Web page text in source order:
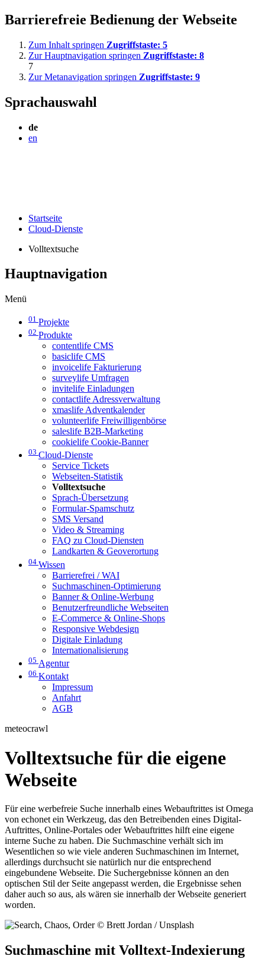
Barrierefreie Bedienung der Webseite
Zum Inhalt springen Zugriffstaste: 5
Zur Hauptnavigation springen Zugriffstaste: 8
7
Zur Metanavigation springen Zugriffstaste: 9
Sprachauswahl
de
en
Startseite
Cloud-Dienste
Volltextsuche
Hauptnavigation
Menü
01 Projekte
02 Produkte
contentlife CMS
basiclife CMS
invoicelife Fakturierung
surveylife Umfragen
invitelife Einladungen
contactlife Adressverwaltung
xmaslife Adventkalender
volunteerlife Freiwilligenbörse
saleslife B2B-Marketing
cookielife Cookie-Banner
03 Cloud-Dienste
Service Tickets
Webseiten-Statistik
Volltextsuche
Sprach-Übersetzung
Formular-Spamschutz
SMS Versand
Video & Streaming
FAQ zu Cloud-Diensten
Landkarten & Geoverortung
04 Wissen
Barrierefrei / WAI
Suchmaschinen-Optimierung
Banner & Online-Werbung
Benutzerfreundliche Webseiten
E-Commerce & Online-Shops
Responsive Webdesign
Digitale Einladung
Internationalisierung
05 Agentur
06 Kontakt
Impressum
Anfahrt
AGB
meteocrawl
Volltextsuche für die eigene
Webseite
Für eine werbefreie Suche innerhalb eines Webauftrittes ist Omega
von echonet ein Werkzeug, das den Betreibenden eines Digital-
Auftrittes, Online-Portales oder Webauftrittes hilft eine eigene
interne Suche zu haben. Die Suchmaschine verhält sich im
Wesentlichen so wie viele anderen Suchmaschinen im Internet,
allerdings durchsucht sie natürlich nur die entsprechend
eingebundene Webseite. Die Suchergebnisse können an den
optischen Stil der Seite angepasst werden, die Ergebnisse sehen
daher auch so aus, als wären sie innerhalb der Webseite generiert
worden.
Suchmaschine mit Volltext-Indexierung